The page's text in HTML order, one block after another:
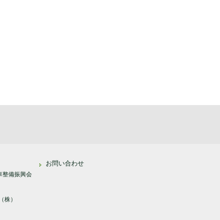
整備振興会
株）
お問い合わせ